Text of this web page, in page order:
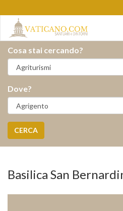
Cosa stai cercando?
Dove?
CERCA
Basilica San